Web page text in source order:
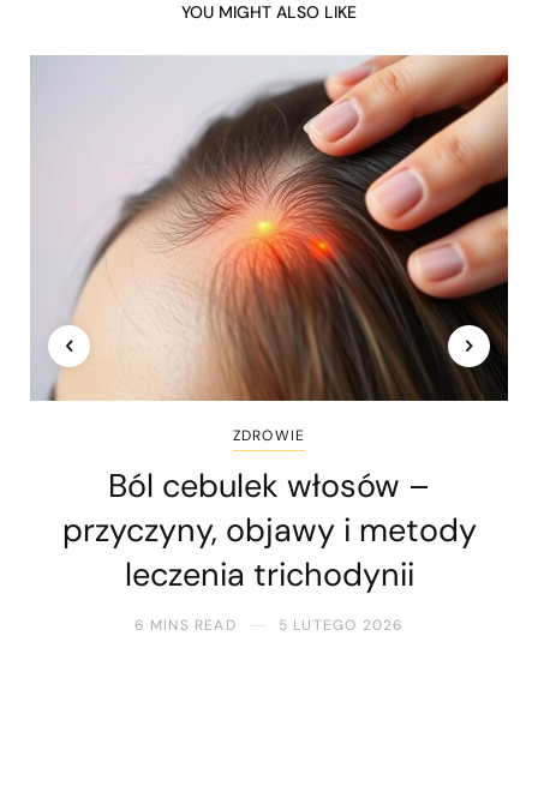
YOU MIGHT ALSO LIKE
ZDROWIE
Ból cebulek włosów –
przyczyny, objawy i metody
leczenia trichodynii
6 MINS READ 5 LUTEGO 2026